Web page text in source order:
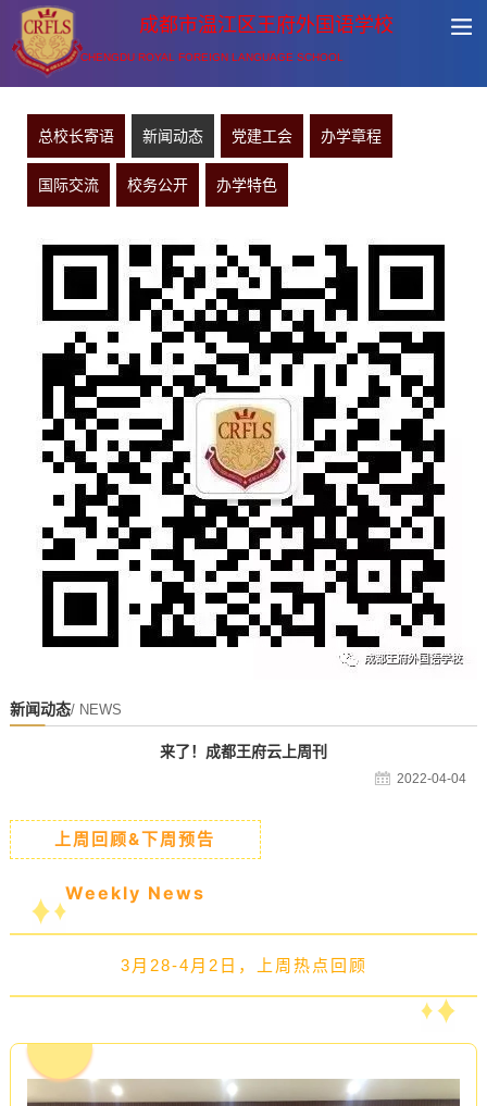
成都市温江区王府外国语学校
CHENGDU ROYAL FOREIGN LANGUAGE SCHOOL
总校长寄语 新闻动态 党建工会 办学章程
国际交流 校务公开 办学特色
新闻动态/ NEWS
来了！成都王府云上周刊
2022-04-04
上周回顾&下周预告
Weekly News
3月28-4月2日，上周热点回顾